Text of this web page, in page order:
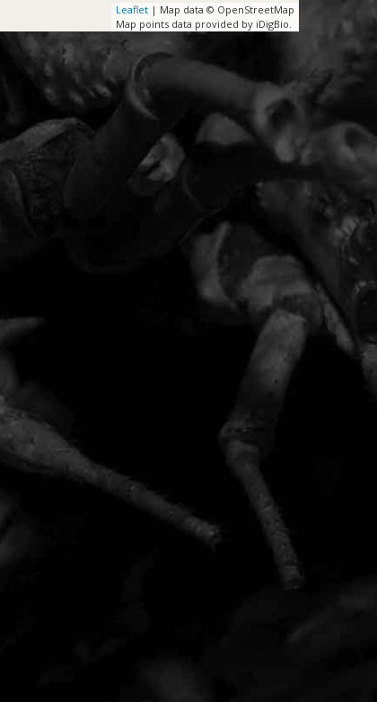
Leaflet | Map data © OpenStreetMap
Map points data provided by iDigBio.